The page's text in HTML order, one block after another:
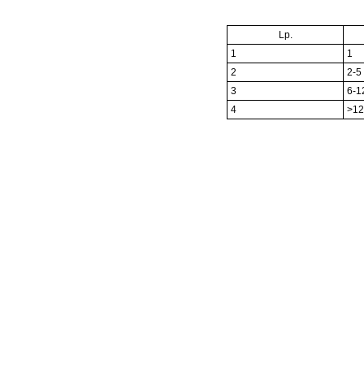
Lp.
1
1
2
2-5
3
6-
4
>12